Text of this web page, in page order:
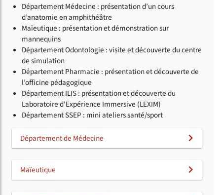
Département Médecine : présentation d’un cours
d’anatomie en amphithéâtre
Maïeutique : présentation et démonstration sur
mannequins
Département Odontologie : visite et découverte du centre
de simulation
Département Pharmacie : présentation et découverte de
l’officine pédagogique
Département ILIS : présentation et découverte du
Laboratoire d'Expérience Immersive (LEXIM)
Département SSEP : mini ateliers santé/sport
Département de Médecine
Maïeutique